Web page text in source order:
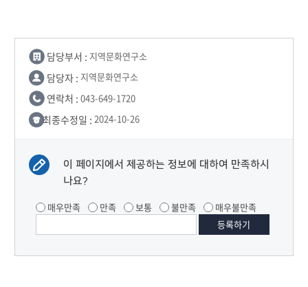
담당부서 : 지역문화연구소
담당자 : 지역문화연구소
연락처 : 043-649-1720
최종수정일 : 2024-10-26
이 페이지에서 제공하는 정보에 대하여 만족하시
나요?
매우만족 만족 보통 불만족 매우불만족